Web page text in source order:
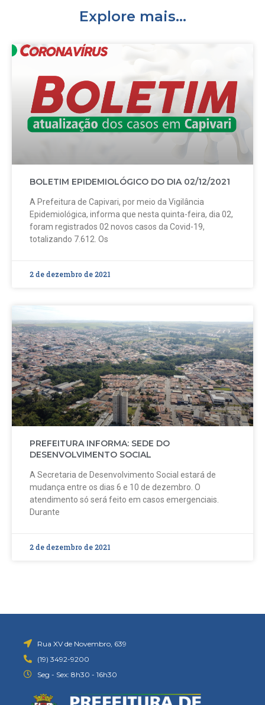
Explore mais...
BOLETIM EPIDEMIOLÓGICO DO DIA 02/12/2021
A Prefeitura de Capivari, por meio da Vigilância
Epidemiológica, informa que nesta quinta-feira, dia 02,
foram registrados 02 novos casos da Covid-19,
totalizando 7.612. Os
2 de dezembro de 2021
PREFEITURA INFORMA: SEDE DO
DESENVOLVIMENTO SOCIAL
A Secretaria de Desenvolvimento Social estará de
mudança entre os dias 6 e 10 de dezembro. O
atendimento só será feito em casos emergenciais.
Durante
2 de dezembro de 2021
Rua XV de Novembro, 639
(19) 3492-9200
Seg - Sex: 8h30 - 16h30